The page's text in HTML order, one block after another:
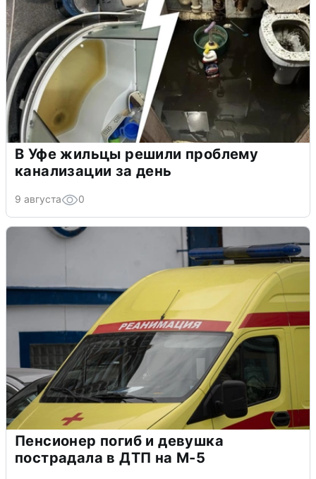
В Уфе жильцы решили проблему
канализации за день
9 августа 0
Пенсионер погиб и девушка
пострадала в ДТП на М-5